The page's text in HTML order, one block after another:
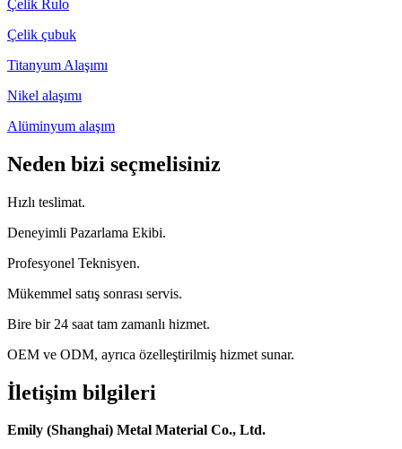
Çelik Rulo
Çelik çubuk
Titanyum Alaşımı
Nikel alaşımı
Alüminyum alaşım
Neden bizi seçmelisiniz
Hızlı teslimat.
Deneyimli Pazarlama Ekibi.
Profesyonel Teknisyen.
Mükemmel satış sonrası servis.
Bire bir 24 saat tam zamanlı hizmet.
OEM ve ODM, ayrıca özelleştirilmiş hizmet sunar.
İletişim bilgileri
Emily (Shanghai) Metal Material Co., Ltd.